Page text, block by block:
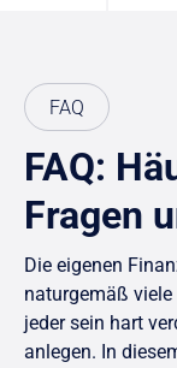
FAQ
FAQ:
Fragen
Die eigenen
naturgemäß
jeder sein hart
anlegen. In